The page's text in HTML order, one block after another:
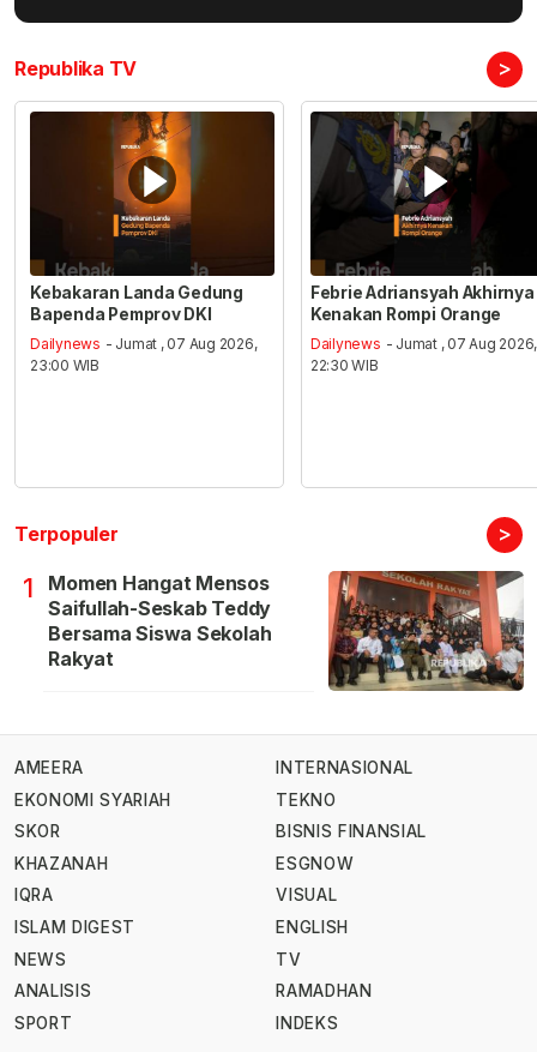
Republika TV >
Kebakaran Landa Gedung
Bapenda Pemprov DKI
Dailynews - Jumat , 07 Aug 2026,
23:00 WIB
Febrie Adriansyah Akhirnya
Kenakan Rompi Orange
Dailynews - Jumat , 07 Aug 2026,
22:30 WIB
Terpopuler >
1
Momen Hangat Mensos
Saifullah-Seskab Teddy
Bersama Siswa Sekolah
Rakyat
AMEERA
EKONOMI SYARIAH
SKOR
KHAZANAH
IQRA
ISLAM DIGEST
NEWS
ANALISIS
SPORT
INTERNASIONAL
TEKNO
BISNIS FINANSIAL
ESGNOW
VISUAL
ENGLISH
TV
RAMADHAN
INDEKS